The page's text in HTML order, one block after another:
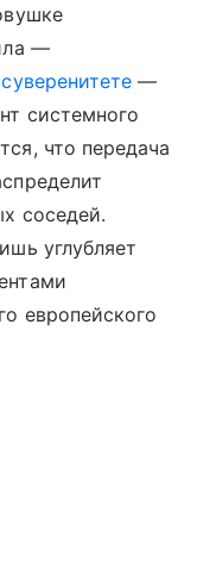
—
суверенитете —
системного
что передача
соседей.
углубляет
европейского